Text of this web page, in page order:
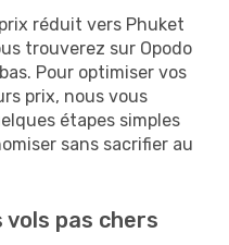
réduit vers Phuket
trouverez sur Opodo
Pour optimiser vos
prix, nous vous
étapes simples
sans sacrifier au
pas chers